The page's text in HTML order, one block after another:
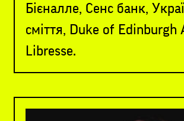
Бієналле, Сенс банк,
сміття, Duke of Edinburgh
Libresse.